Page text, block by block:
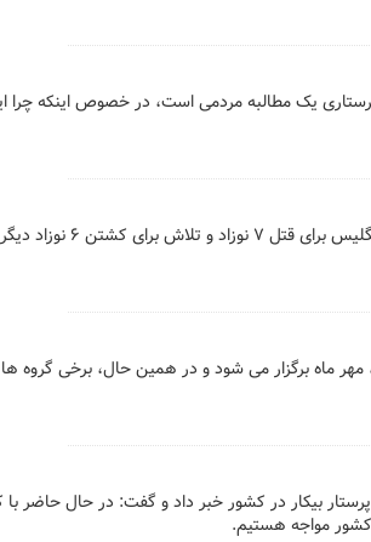
یک مطالبه مردمی است، در خصوص اینکه چرا
لوسی لتبی ۳۳ ساله پرستار بخش نوزادان در بیمارستانی در انگلیس
ماه برگزار می شود و در همین حال، برخی گروه ها
نظام پرستاری از وجود حدود ۲۰ تا ۳۰ هزار پرستار بیکار در کشور خبر داد و گفت: در حال